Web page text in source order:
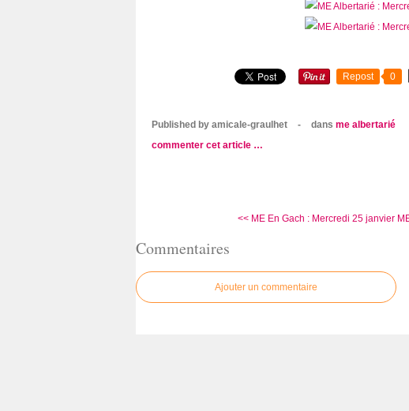
Repost 0
Published by amicale-graulhet - dans me albertarié
commenter cet article …
<< ME En Gach : Mercredi 25 janvier
Commentaires
Ajouter un commentaire